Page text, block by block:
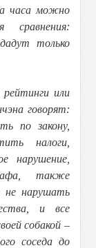
часа можно
сравнения:
только
или
говорят:
по закону,
налоги,
нарушение,
также
не нарушать
и все
собакой –
соседа до